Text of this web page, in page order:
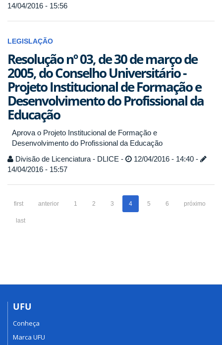
14/04/2016 - 15:56
LEGISLAÇÃO
Resolução nº 03, de 30 de março de
2005, do Conselho Universitário -
Projeto Institucional de Formação e
Desenvolvimento do Profissional da
Educação
Aprova o Projeto Institucional de Formação e
Desenvolvimento do Profissional da Educação
Divisão de Licenciatura - DLICE -
12/04/2016 - 14:40 -
14/04/2016 - 15:57
first anterior 1 2 3 4 5 6 próximo
last
UFU
Conheça
Marca UFU